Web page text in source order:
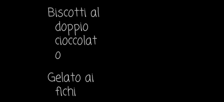
Biscotti al
doppio
cioccolat
o
Gelato ai
fichi